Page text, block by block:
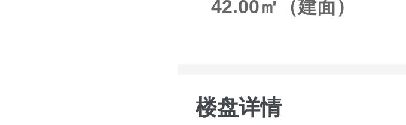
42.00㎡（建面）
楼盘详情